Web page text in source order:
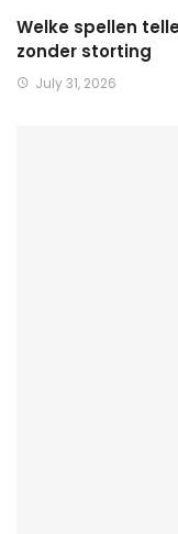
Welke spellen
zonder storting
July 31, 2026